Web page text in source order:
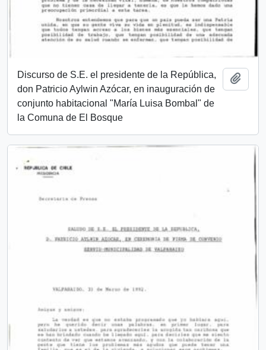
Discurso de S.E. el presidente de la República,
don Patricio Aylwin Azócar, en inauguración de
conjunto habitacional "María Luisa Bombal" de
la Comuna de El Bosque